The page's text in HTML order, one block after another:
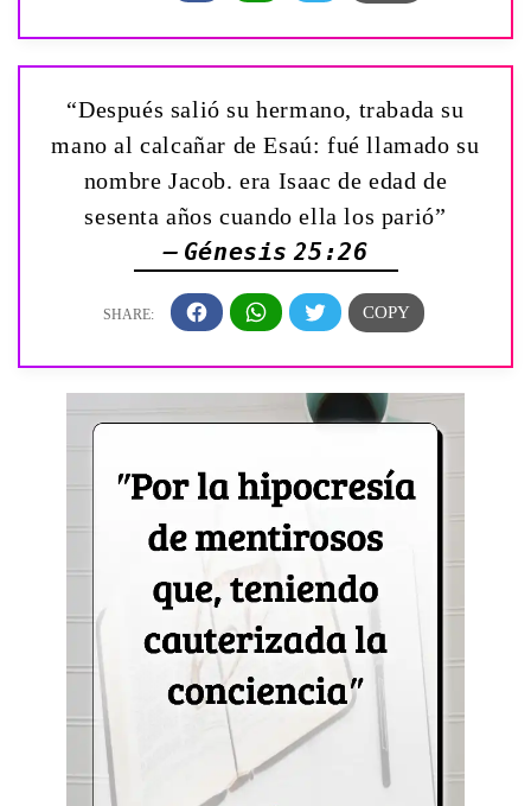
“Después salió su hermano, trabada su
mano al calcañar de Esaú: fué llamado su
nombre Jacob. era Isaac de edad de
sesenta años cuando ella los parió”
— Génesis 25:26